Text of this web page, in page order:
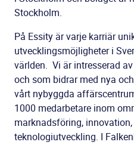
Stockholm.
På Essity är varje karriär
utvecklingsmöjligheter i
världen. Vi är intresserad
och som bidrar med nya
vårt nybyggda
1000 medarbetare inom
marknadsföring,
teknologiutveckling. I